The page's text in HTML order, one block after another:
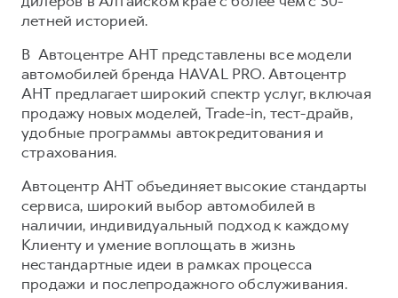
H7
от 3 799 000 ₽
H9
от 4 799 000 ₽
Тест-драйв
Трейд-ин
КРЕДИТ И СТРАХОВАНИЕ
Кредитный калькулятор
Кредит
КОРПОРАТИВНЫМ КЛИЕНТАМ
Для малого бизнеса
СЕРВИСНОЕ ОБСЛУЖИВАНИЕ
Нулевое ТО
Программа «Помощь на дороге»
Регламенты технического обслуживания
Электронный ПТС
ПОДДЕРЖКА
GWM Безопасность
Гарантия HAVAL
Мобильное приложение GWM
О дилере
Наша команда
Контакты
летней историей.
В Автоцентре АНТ представлены все модели
автомобилей бренда HAVAL PRO. Автоцентр
АНТ предлагает широкий спектр услуг, включая
продажу новых моделей, Trade-in, тест-драйв,
удобные программы автокредитования и
страхования.
Автоцентр АНТ объединяет высокие стандарты
сервиса, широкий выбор автомобилей в
наличии, индивидуальный подход к каждому
Клиенту и умение воплощать в жизнь
нестандартные идеи в рамках процесса
продажи и послепродажного обслуживания. ⠀